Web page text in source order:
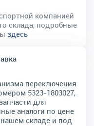
компанией
склада, подробные
здесь
переключения
5323-1803027,
для
аналоги по цене
складе и под